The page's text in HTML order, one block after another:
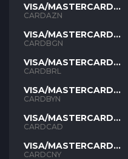
VISA/MASTERCARD
AZN
CARDAZN
VISA/MASTERCARD
BGN
CARDBGN
VISA/MASTERCARD
BRL
CARDBRL
VISA/MASTERCARD
BYN
CARDBYN
VISA/MASTERCARD
CAD
CARDCAD
VISA/MASTERCARD
CNY
CARDCNY